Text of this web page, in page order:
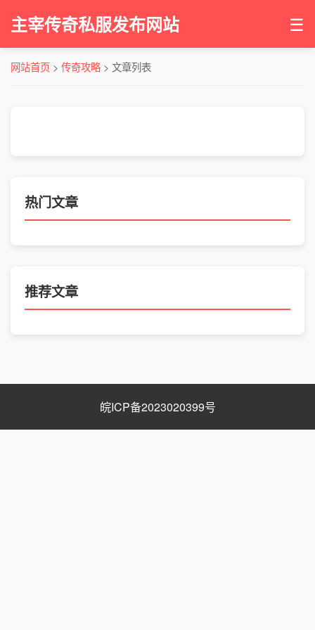
主宰传奇私服发布网站 ☰
网站首页 > 传奇攻略 > 文章列表
热门文章
推荐文章
皖ICP备2023020399号